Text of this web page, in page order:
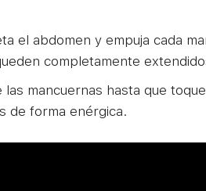
el abdomen y empuja cada
completamente
las mancuernas hasta que
de forma enérgica.